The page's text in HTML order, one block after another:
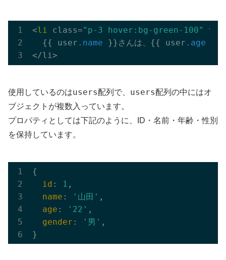
<li class="p-3 hover:bg-green-100" v-
  {{ user
.name }}さんは、{{ user .age
使用しているのはusers配列で、 users配列の中にはオ
ブジェクトが複数入っています。
プロパティとしては下記のように、ID・名前・年齢・性別
を保持しています。
{
id : 1 ,
name : '山田' ,
age : '22' ,
gender : '男' ,